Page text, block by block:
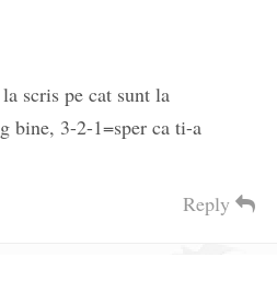
scris pe cat sunt la
bine, 3-2-1=sper ca ti-a
Reply